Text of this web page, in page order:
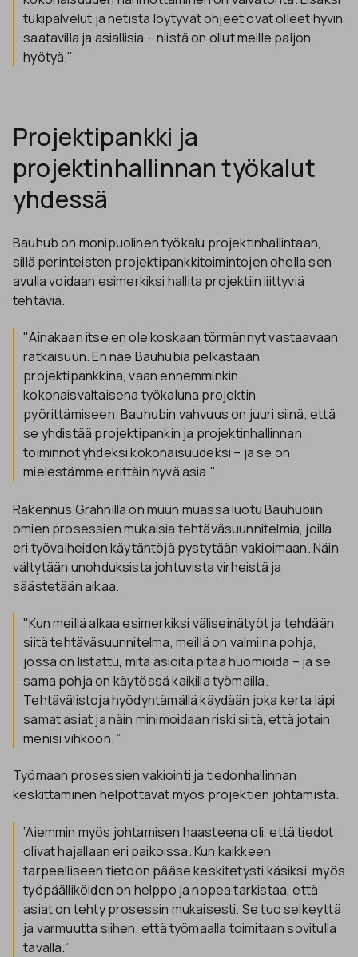
tukipalvelut ja netistä löytyvät ohjeet ovat olleet hyvin
saatavilla ja asiallisia – niistä on ollut meille paljon
hyötyä."
Projektipankki ja
projektinhallinnan työkalut
yhdessä
Bauhub on monipuolinen työkalu projektinhallintaan,
sillä perinteisten projektipankkitoimintojen ohella sen
avulla voidaan esimerkiksi hallita projektiin liittyviä
tehtäviä.
"Ainakaan itse en ole koskaan törmännyt vastaavaan
ratkaisuun. En näe Bauhubia pelkästään
projektipankkina, vaan ennemminkin
kokonaisvaltaisena työkaluna projektin
pyörittämiseen. Bauhubin vahvuus on juuri siinä, että
se yhdistää projektipankin ja projektinhallinnan
toiminnot yhdeksi kokonaisuudeksi – ja se on
mielestämme erittäin hyvä asia."
Rakennus Grahnilla on muun muassa luotu Bauhubiin
omien prosessien mukaisia tehtäväsuunnitelmia, joilla
eri työvaiheiden käytäntöjä pystytään vakioimaan. Näin
vältytään unohduksista johtuvista virheistä ja
säästetään aikaa.
"Kun meillä alkaa esimerkiksi väliseinätyöt ja tehdään
siitä tehtäväsuunnitelma, meillä on valmiina pohja,
jossa on listattu, mitä asioita pitää huomioida – ja se
sama pohja on käytössä kaikilla työmailla.
Tehtävälistoja hyödyntämällä käydään joka kerta läpi
samat asiat ja näin minimoidaan riski siitä, että jotain
menisi vihkoon. ”
Työmaan prosessien vakiointi ja tiedonhallinnan
keskittäminen helpottavat myös projektien johtamista.
”Aiemmin myös johtamisen haasteena oli, että tiedot
olivat hajallaan eri paikoissa. Kun kaikkeen
tarpeelliseen tietoon pääse keskitetysti käsiksi, myös
työpäälliköiden on helppo ja nopea tarkistaa, että
asiat on tehty prosessin mukaisesti. Se tuo selkeyttä
ja varmuutta siihen, että työmaalla toimitaan sovitulla
tavalla.”